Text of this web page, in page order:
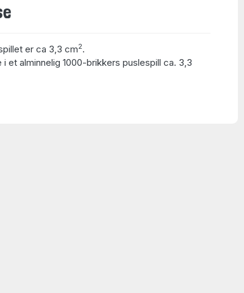
er ca 3,3 cm2.
et alminnelig 1000-brikkers puslespill ca. 3,3